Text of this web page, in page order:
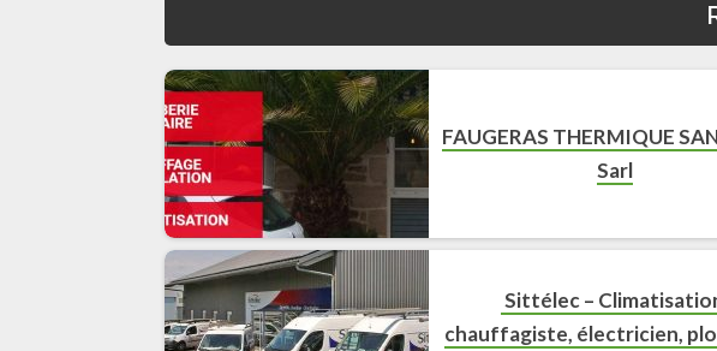
FAUGERAS THERMIQUE
Sarl
Sittélec –
chauffagiste, électricien,